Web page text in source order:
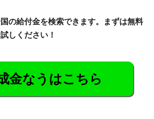
の給付金を検索できます。まずは無料
しください！
金なうはこちら